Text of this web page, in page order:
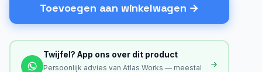
Toevoegen aan winkelwagen
Twijfel? App ons over dit product
Persoonlijk advies van Atlas Works — meestal